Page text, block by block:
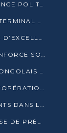
GOUVERNER PAR LA PREUVE : L’EXIGENCE POLITIQUE DU XXIᵉ SIÈCLE
EMPLOYABILITÉ DES JEUNES :CONGO TERMINAL S’ALLIE À L’ESCIC POUR RAPPROCHER L’ÉCOLE DU TERRAIN
MOUYONDZI, NOUVEAU LABORATOIRE D’EXCELLENCE PÉDAGOGIQUE AVEC L’ENFICE
SCIENCE : L’ACADÉMIE NATIONALE RENFORCE SON ÉQUIPE ET TRACE SA FEUILLE DE ROUTE 2026
CARDY YOUELO, LA VOIX DAU SLAM CONGOLAIS QUI INTERPELLE LE MONDE
BRAZZAVILLE : LE PRÉFET SOUTIENT L’OPÉRATION « ZÉRO KULUNA » ET APPELLE À LA VIGILANCE CITOYENNE
LE CNR DÉNONCE DES BOMBARDEMENTS DANS LE POOL ET ACCUSE LE GOUVERNEMENT
PRÉSIDENTIELLE 2026 : L’UPADS REFUSE DE PRÉSENTER UN CANDIDAT ET DÉNONCE UN PROCESSUS NON CRÉDIBLE